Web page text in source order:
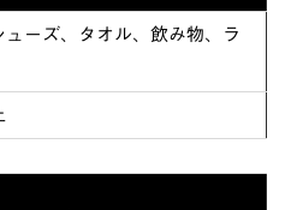
ーズ、タオル、飲み物、ラ